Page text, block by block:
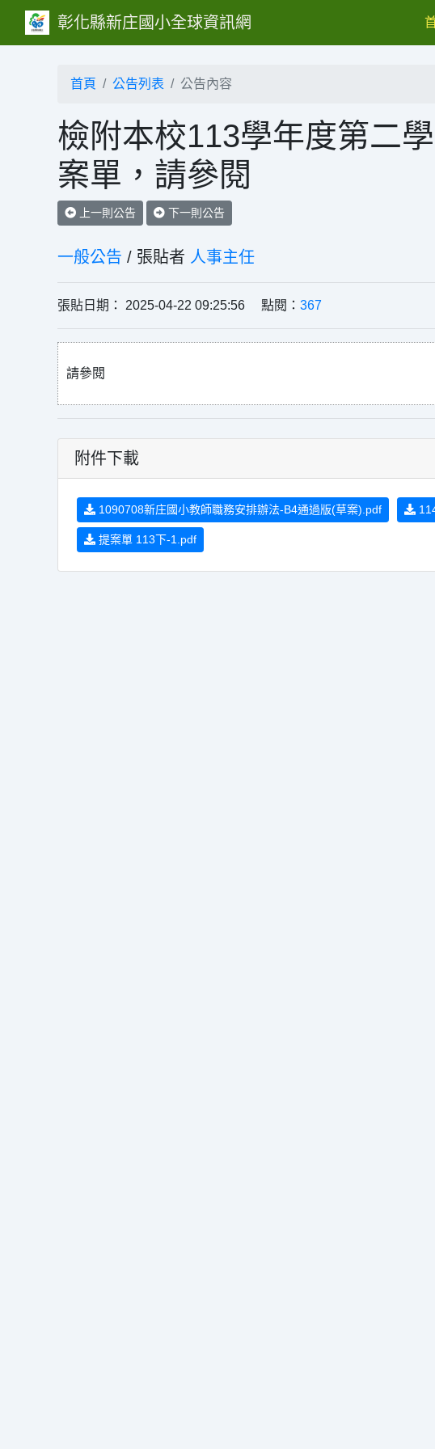
彰化縣新庄國小全球資訊網
首頁 公告列表 公告內容
檢附本校113學年度第二
案單，請參閱
上一則公告 下一則公告
一般公告 / 張貼者 人事主任
張貼日期： 2025-04-22 09:25:56 點閱： 367
請參閱
附件下載
1090708新庄國小教師職務安排辦法-B4通過版(草案).pdf
提案單 113下-1.pdf